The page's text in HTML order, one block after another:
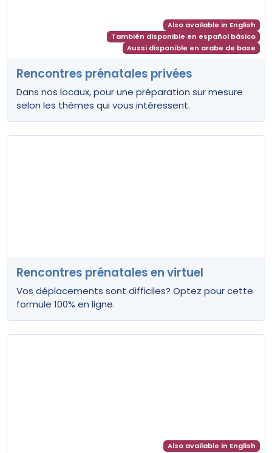
Also available in English
También disponible en español básico
Aussi disponible en arabe de base
Rencontres prénatales privées
Dans nos locaux, pour une préparation sur mesure
selon les thèmes qui vous intéressent.
Rencontres prénatales en virtuel
Vos déplacements sont difficiles? Optez pour cette
formule 100% en ligne.
Also available in English